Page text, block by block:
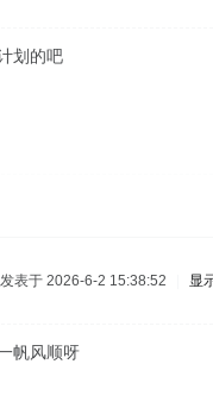
划的吧
发表于 2026-6-2 15:38:52 显
帆风顺呀